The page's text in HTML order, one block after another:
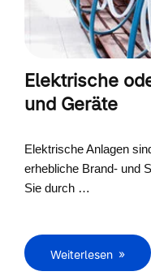
Elektrische
und Geräte
Elektrische Anlagen
erhebliche Brand- und
Sie durch …
Weiterlesen